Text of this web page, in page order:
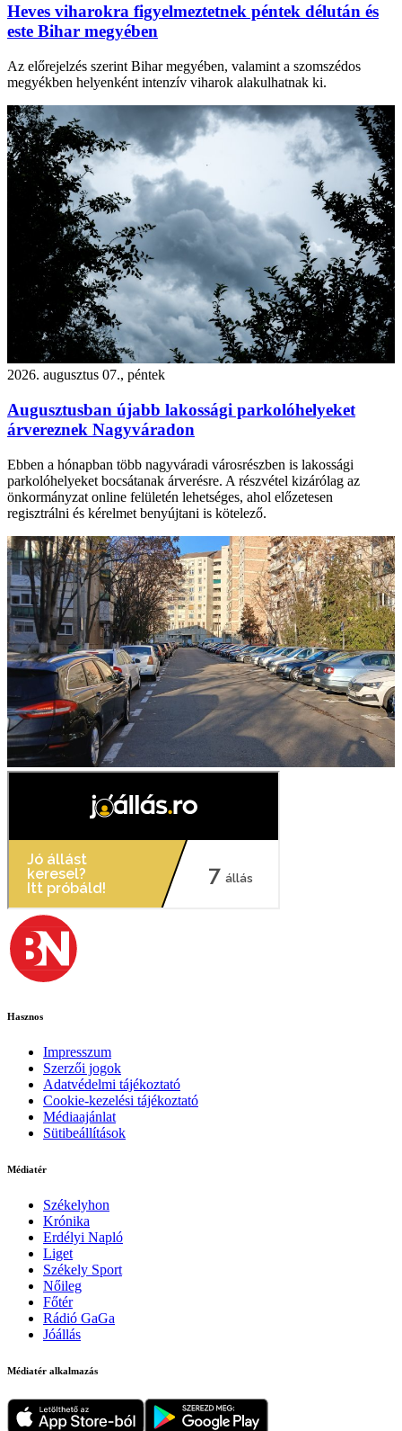
Heves viharokra figyelmeztetnek péntek délután és
este Bihar megyében
Az előrejelzés szerint Bihar megyében, valamint a szomszédos
megyékben helyenként intenzív viharok alakulhatnak ki.
2026. augusztus 07., péntek
Augusztusban újabb lakossági parkolóhelyeket
árvereznek Nagyváradon
Ebben a hónapban több nagyváradi városrészben is lakossági
parkolóhelyeket bocsátanak árverésre. A részvétel kizárólag az
önkormányzat online felületén lehetséges, ahol előzetesen
regisztrálni és kérelmet benyújtani is kötelező.
Hasznos
Impresszum
Szerzői jogok
Adatvédelmi tájékoztató
Cookie-kezelési tájékoztató
Médiaajánlat
Sütibeállítások
Médiatér
Székelyhon
Krónika
Erdélyi Napló
Liget
Székely Sport
Nőileg
Főtér
Rádió GaGa
Jóállás
Médiatér alkalmazás